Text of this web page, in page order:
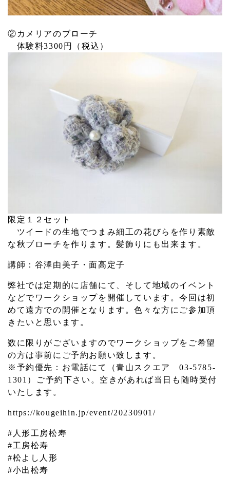
②カメリアのブローチ
体験料3300円（税込）
限定１２セット
ツイードの生地でつまみ細工の花びらを作り素敵
な秋ブローチを作ります。髪飾りにも出来ます。
講師：谷澤由美子・面高定子
弊社では定期的に店舗にて、そして地域のイベント
などでワークショップを開催しています。今回は初
めて遠方での開催となります。色々な方にご参加頂
きたいと思います。
数に限りがございますのでワークショップをご希望
の方は事前にご予約お願い致します。
※予約優先：お電話にて（青山スクエア 03-5785-
1301）ご予約下さい。空きがあれば当日も随時受付
いたします。
https://kougeihin.jp/event/20230901/
#人形工房松寿
#工房松寿
#松よし人形
#小出松寿